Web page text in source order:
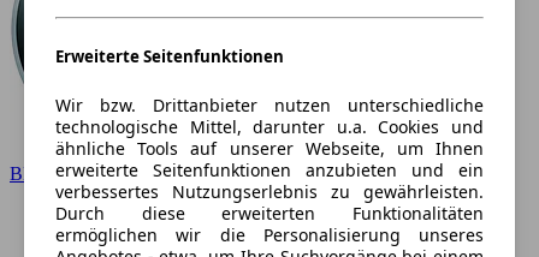
BMW
Erweiterte Seitenfunktionen
Wir bzw. Drittanbieter nutzen unterschiedliche
technologische Mittel, darunter u.a. Cookies und
ähnliche Tools auf unserer Webseite, um Ihnen
erweiterte Seitenfunktionen anzubieten und ein
verbessertes Nutzungserlebnis zu gewährleisten.
Durch diese erweiterten Funktionalitäten
ermöglichen wir die Personalisierung unseres